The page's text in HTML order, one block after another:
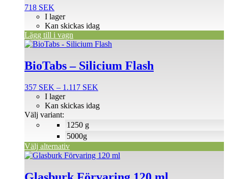
718 SEK
I lager
Kan skickas idag
Lägg till i vagn
BioTabs – Silicium Flash
357 SEK – 1.117 SEK
till
1250 g
5000g
I lager
Kan skickas idag
Välj variant:
Välj alternativ
Den
produkten
har
varianter.
olika
alternativen
på
produktsidan
Den
produkten